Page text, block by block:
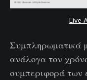
Live
Συμπληρωματικά
ανάλογα τον
συμπεριφορά των